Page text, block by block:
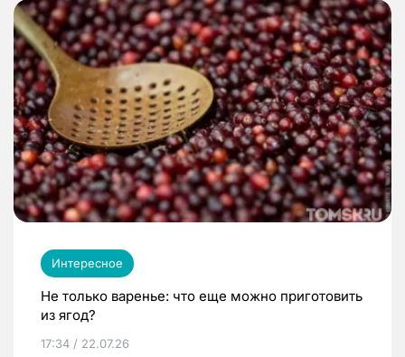
Интересное
Не только варенье: что еще можно приготовить
из ягод?
17:34 / 22.07.26